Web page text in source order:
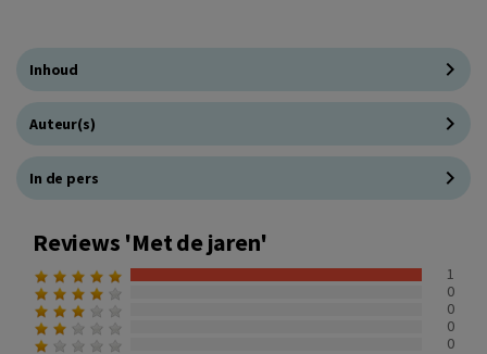
Inhoud
Auteur(s)
In de pers
Reviews 'Met de jaren'
1
0
0
0
0